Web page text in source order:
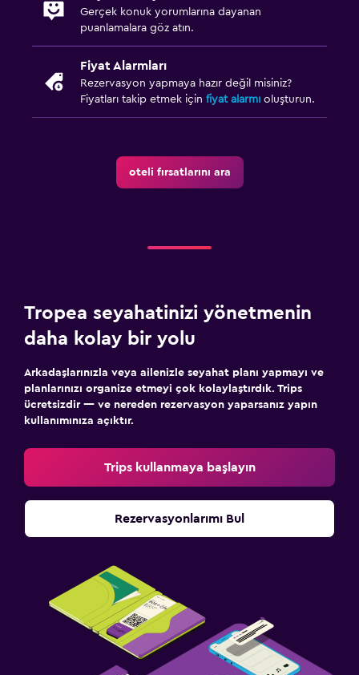
Gerçek konuk yorumlarına dayanan
puanlamalara göz atın.
Fiyat Alarmları
Rezervasyon yapmaya hazır değil misiniz?
Fiyatları takip etmek için fiyat alarmı oluşturun.
oteli fırsatlarını ara
Tropea seyahatinizi yönetmenin
daha kolay bir yolu
Arkadaşlarınızla veya ailenizle seyahat planı yapmayı ve
planlarınızı organize etmeyi çok kolaylaştırdık. Trips
ücretsizdir — ve nereden rezervasyon yaparsanız yapın
kullanımınıza açıktır.
Trips kullanmaya başlayın
Rezervasyonlarımı Bul